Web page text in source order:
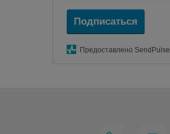
Подписаться
Предоставлено SendPulse